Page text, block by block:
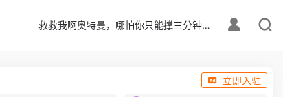
救救我啊奥特曼，哪怕你只能撑三分钟…
立即入驻